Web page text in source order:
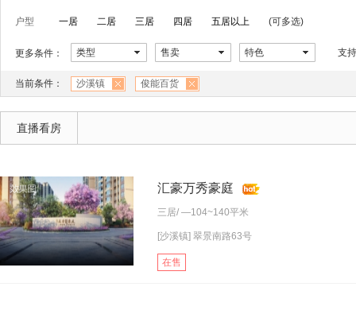
户型 一居 二居 三居 四居 五居以上 (可多选)
更多条件： 类型 售卖 特色 支
当前条件： 沙溪镇 俊能百货
直播看房
汇豪万秀豪庭
三居/ —104~140平米
[沙溪镇] 翠景南路63号
在售